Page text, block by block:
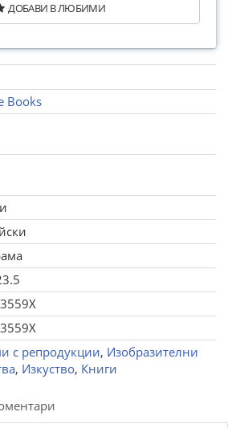
ДОБАВИ В ЛЮБИМИ
Books
с репродукции, Изобразителни
, Изкуство, Книги